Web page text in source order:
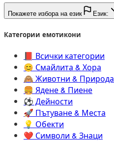
Покажете избора на език Език:
Категории емотикони
📕️ Всички категории
😊️ Смайлита & Хора
🙈️ Животни & Природа
🍔️ Ядене & Пиене
⚽️ Дейности
🚀️ Пътуване & Места
💡️ Обекти
❤️ Символи & Знаци